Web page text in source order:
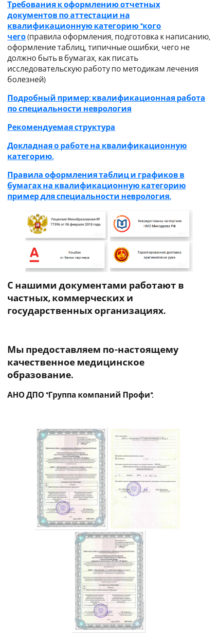
Требования к оформлению отчетных
документов по аттестации на
квалификационную категорию "кого
чего(правила оформления, подготовка к написанию,
оформление таблиц, типичные ошибки, чего не
должно быть в бумагах, как писать
исследовательскую работу по методикам лечения
болезней)
Подробный пример: квалификационная работа
по специальности неврология
Рекомендуемая структура
Докладная о работе на квалификационную
категорию.
Правила оформления таблиц и графиков в
бумагах на квалификационную категорию
пример для специальности неврология.
С нашими документами работают в
частных, коммерческих и
государственных организациях.
Мы предоставляем по-настоящему
качественное медицинское
образование.
АНО ДПО "Группа компаний Профи".